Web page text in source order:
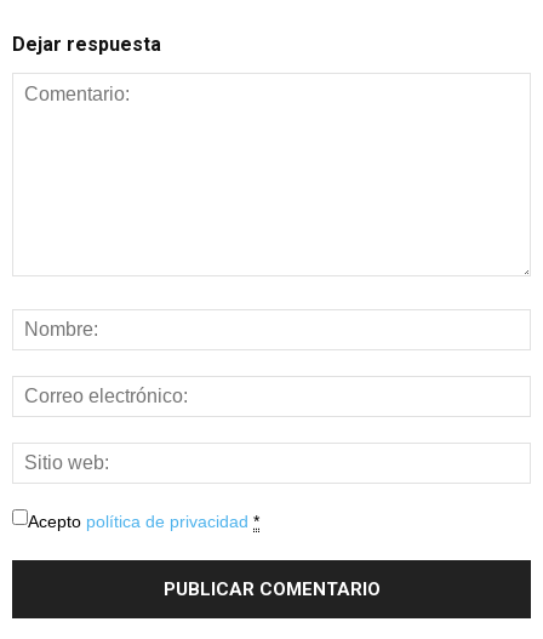
Dejar respuesta
Acepto política de privacidad *